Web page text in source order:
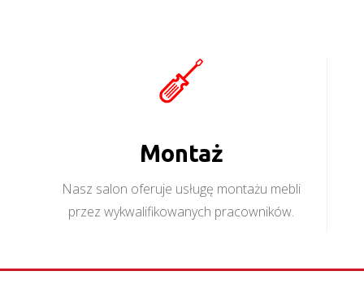
Montaż
Nasz salon oferuje usługę montażu mebli
przez wykwalifikowanych pracowników.